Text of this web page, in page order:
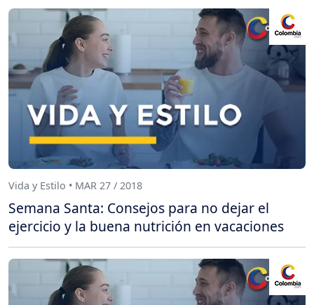
Vida y Estilo • MAR 27 / 2018
Semana Santa: Consejos para no dejar el
ejercicio y la buena nutrición en vacaciones